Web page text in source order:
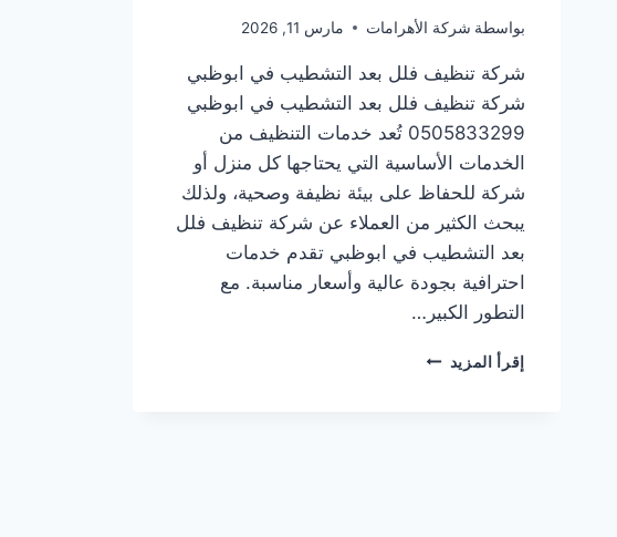
بواسطة شركة الأهرامات مارس 11, 2026
شركة تنظيف فلل بعد التشطيب في ابوظبي
شركة تنظيف فلل بعد التشطيب في ابوظبي
0505833299 تُعد خدمات التنظيف من
الخدمات الأساسية التي يحتاجها كل منزل أو
شركة للحفاظ على بيئة نظيفة وصحية، ولذلك
يبحث الكثير من العملاء عن شركة تنظيف فلل
بعد التشطيب في ابوظبي تقدم خدمات
احترافية بجودة عالية وأسعار مناسبة. مع
التطور الكبير…
إقرأ المزيد شركة